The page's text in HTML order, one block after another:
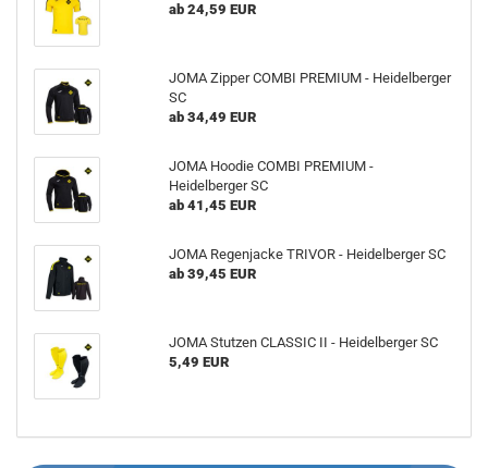
ab 24,59 EUR
JOMA Zipper COMBI PREMIUM - Heidelberger
SC
ab 34,49 EUR
JOMA Hoodie COMBI PREMIUM -
Heidelberger SC
ab 41,45 EUR
JOMA Regenjacke TRIVOR - Heidelberger SC
ab 39,45 EUR
JOMA Stutzen CLASSIC II - Heidelberger SC
5,49 EUR